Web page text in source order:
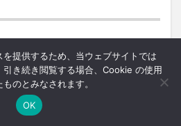
メニュー
提供するため、当ウェブサイトでは
き続き閲覧する場合、Cookie の使用
のとみなされます。
OK